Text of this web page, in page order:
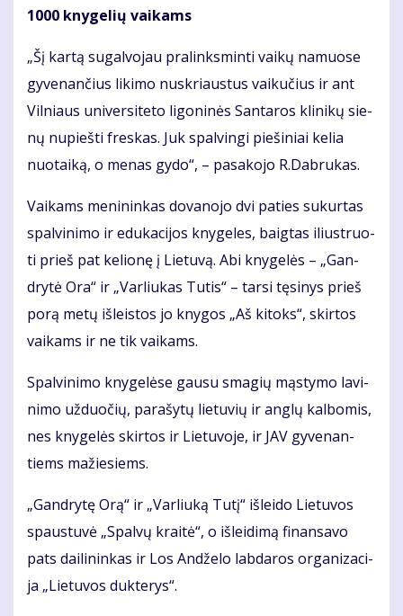
1000 kny­ge­lių vai­kams
„Šį kar­tą su­gal­vo­jau pra­links­min­ti vai­kų na­muo­se
gy­ve­nan­čius li­ki­mo nu­skriaus­tus vai­ku­čius ir ant
Vil­niaus uni­ver­si­te­to li­go­ni­nės San­ta­ros kli­ni­kų sie­
nų nu­pieš­ti fres­kas. Juk spal­vin­gi pie­ši­niai ke­lia
nuo­tai­ką, o me­nas gy­do“, – pa­sa­ko­jo R.Dab­ru­kas.
Vai­kams me­ni­nin­kas do­va­no­jo dvi pa­ties su­kur­tas
spal­vi­ni­mo ir edu­ka­ci­jos kny­ge­les, baig­tas iliust­ruo­
ti prieš pat ke­lio­nę į Lie­tu­vą. Abi kny­ge­lės – „Gan­
dry­tė Ora“ ir „Var­liu­kas Tu­tis“ – tar­si tę­si­nys prieš
po­rą me­tų iš­leis­tos jo kny­gos „Aš ki­toks“, skir­tos
vai­kams ir ne tik vai­kams.
Spal­vi­ni­mo kny­ge­lė­se gau­su sma­gių mąs­ty­mo la­vi­
ni­mo už­duo­čių, pa­ra­šy­tų lie­tu­vių ir an­glų kal­bo­mis,
nes kny­ge­lės skir­tos ir Lie­tu­vo­je, ir JAV gy­ve­nan­
tiems ma­žie­siems.
„Gan­dry­tę Orą“ ir „Var­liu­ką Tu­tį“ iš­lei­do Lie­tu­vos
spaus­tu­vė „Spal­vų krai­tė“, o iš­lei­di­mą fi­nan­sa­vo
pats dai­li­nin­kas ir Los An­dže­lo lab­da­ros or­ga­ni­za­ci­
ja „Lie­tu­vos duk­te­rys“.